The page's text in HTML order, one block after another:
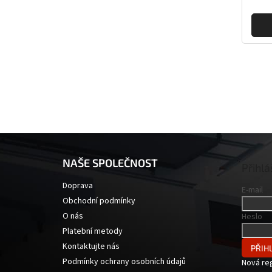
NAŠE SPOLEČNOST
Doprava
Obchodní podmínky
O nás
Platební metody
Kontaktujte nás
Podmínky ochrany osobních údajů
E-mail
Heslo
Nová